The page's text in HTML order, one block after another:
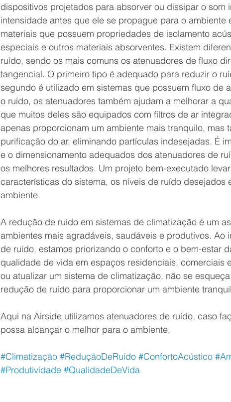
dispositivos projetados para absorver ou dissipar o som
intensidade antes que ele se propague para o ambiente
materiais que possuem propriedades de isolamento
especiais e outros materiais absorventes. Existem
ruído, sendo os mais comuns os atenuadores de fluxo
tangencial. O primeiro tipo é adequado para reduzir o
segundo é utilizado em sistemas que possuem fluxo de
o ruído, os atenuadores também ajudam a melhorar a
que muitos deles são equipados com filtros de ar
apenas proporcionam um ambiente mais tranquilo, mas
purificação do ar, eliminando partículas indesejadas. É
e o dimensionamento adequados dos atenuadores de
os melhores resultados. Um projeto bem-executado
características do sistema, os níveis de ruído
ambiente.
A redução de ruído em sistemas de climatização é um
ambientes mais agradáveis, saudáveis e produtivos. Ao
de ruído, estamos priorizando o conforto e o bem-estar
qualidade de vida em espaços residenciais, comerciais
ou atualizar um sistema de climatização, não se
redução de ruído para proporcionar um ambiente
Aqui na Airside utilizamos atenuadores de ruído, caso
possa alcançar o melhor para o ambiente.
#Climatização #ReduçãoDeRuído #ConfortoAcústico
#Produtividade #QualidadeDeVida